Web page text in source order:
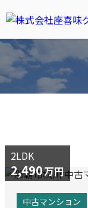
2LDK
2,490万円
中古マンション